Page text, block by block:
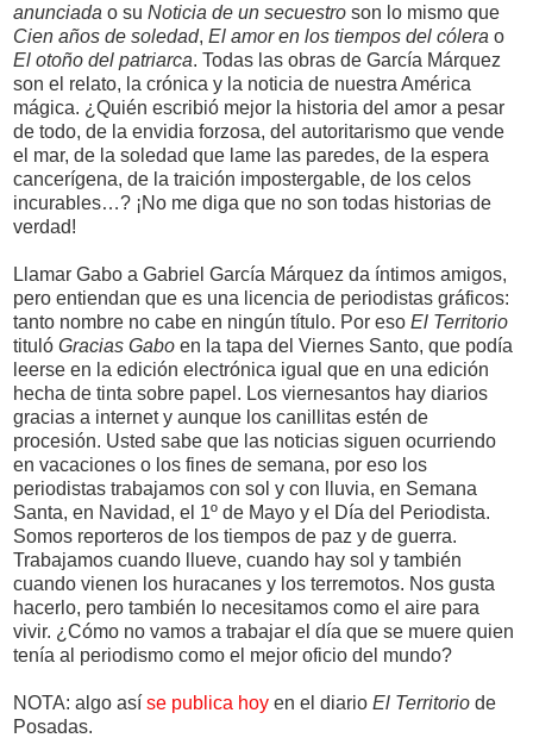
anunciada o su Noticia de un secuestro son lo mismo que
Cien años de soledad, El amor en los tiempos del cólera o
El otoño del patriarca. Todas las obras de García Márquez
son el relato, la crónica y la noticia de nuestra América
mágica. ¿Quién escribió mejor la historia del amor a pesar
de todo, de la envidia forzosa, del autoritarismo que vende
el mar, de la soledad que lame las paredes, de la espera
cancerígena, de la traición impostergable, de los celos
incurables…? ¡No me diga que no son todas historias de
verdad!
Llamar Gabo a Gabriel García Márquez da íntimos amigos,
pero entiendan que es una licencia de periodistas gráficos:
tanto nombre no cabe en ningún título. Por eso El Territorio
tituló Gracias Gabo en la tapa del Viernes Santo, que podía
leerse en la edición electrónica igual que en una edición
hecha de tinta sobre papel. Los viernesantos hay diarios
gracias a internet y aunque los canillitas estén de
procesión. Usted sabe que las noticias siguen ocurriendo
en vacaciones o los fines de semana, por eso los
periodistas trabajamos con sol y con lluvia, en Semana
Santa, en Navidad, el 1º de Mayo y el Día del Periodista.
Somos reporteros de los tiempos de paz y de guerra.
Trabajamos cuando llueve, cuando hay sol y también
cuando vienen los huracanes y los terremotos. Nos gusta
hacerlo, pero también lo necesitamos como el aire para
vivir. ¿Cómo no vamos a trabajar el día que se muere quien
tenía al periodismo como el mejor oficio del mundo?
NOTA: algo así se publica hoy en el diario El Territorio de
Posadas.